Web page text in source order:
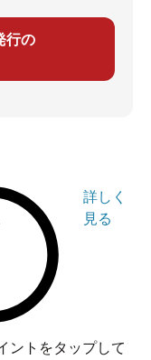
行の
詳しく
見る
ントをタップして